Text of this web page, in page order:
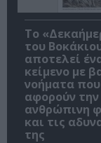
Το
του
αποτελεί
κείμενο με
νοήματα που
αφορούν την
ανθρώπινη
και τις
της